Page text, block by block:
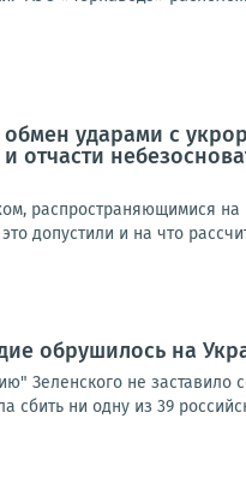
ударами с
отчасти
распространяющимися
допустили и на что
обрушилось на
Зеленского не заставило
сбить ни одну из 39